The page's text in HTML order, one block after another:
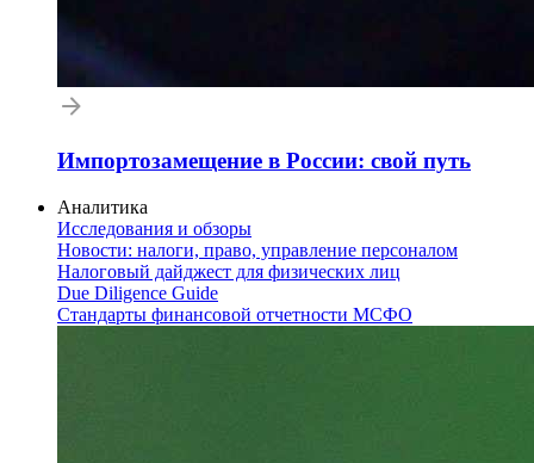
Импортозамещение в России: свой путь
Аналитика
Исследования и обзоры
Новости: налоги, право, управление персоналом
Налоговый дайджест для физических лиц
Due Diligence Guide
Стандарты финансовой отчетности МСФО